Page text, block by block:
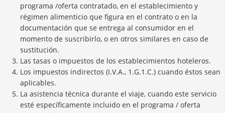
programa /oferta contratado, en el establecimiento y
régimen alimenticio que figura en el contrato o en la
documentación que se entrega al consumidor en el
momento de suscribirlo, o en otros similares en caso de
sustitución.
Las tasas o impuestos de los establecimientos hoteleros.
Los impuestos indirectos (I.V.A., 1.G.1.C.) cuando éstos sean
aplicables.
La asistencia técnica durante el viaje, cuando este servicio
esté específicamente incluido en el programa / oferta